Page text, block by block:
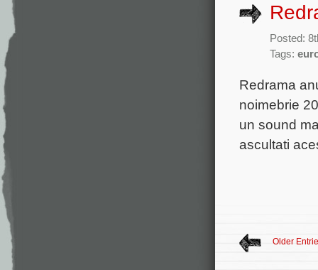
Posted:
Tags:
Redrama
noimebrie
un sound
ascultati
Older